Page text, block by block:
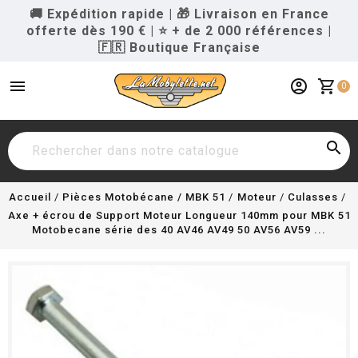
🚚 Expédition rapide | 🎁 Livraison en France
offerte dès 190 € | ⭐ + de 2 000 références |
🇫🇷 Boutique Française
menu shopping_cart 0
account_circle

Accueil Pièces Motobécane / MBK 51 Moteur
Culasses
Axe + écrou de Support Moteur Longueur 140mm pour MBK 51
Motobecane série des 40 AV46 AV49 50 AV56 AV59 ...